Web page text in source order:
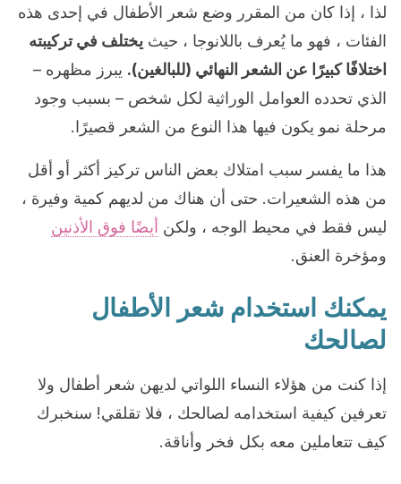
لذا ، إذا كان من المقرر وضع شعر الأطفال في إحدى هذه
الفئات ، فهو ما يُعرف باللانوجا ، حيث يختلف في تركيبته
اختلافًا كبيرًا عن الشعر النهائي (للبالغين). يبرز مظهره –
الذي تحدده العوامل الوراثية لكل شخص – بسبب وجود
مرحلة نمو يكون فيها هذا النوع من الشعر قصيرًا.
هذا ما يفسر سبب امتلاك بعض الناس تركيز أكثر أو أقل
من هذه الشعيرات. حتى أن هناك من لديهم كمية وفيرة ،
ليس فقط في محيط الوجه ، ولكن أيضًا فوق الأذنين
ومؤخرة العنق.
يمكنك استخدام شعر الأطفال
لصالحك
إذا كنت من هؤلاء النساء اللواتي لديهن شعر أطفال ولا
تعرفين كيفية استخدامه لصالحك ، فلا تقلقي! سنخبرك
كيف تتعاملين معه بكل فخر وأناقة.